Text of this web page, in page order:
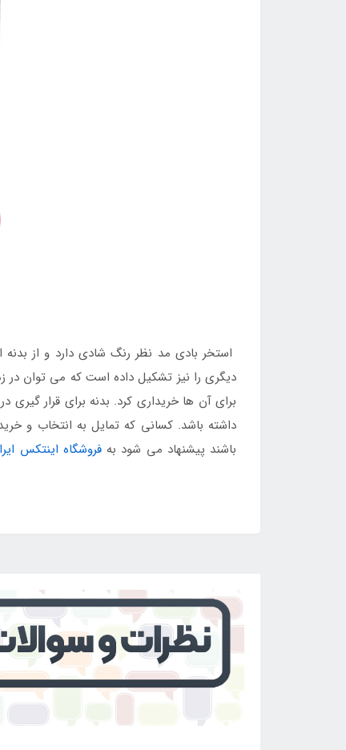
استخر بادی مد نظر رنگ شادی دارد و از
دیگری را نیز تشکیل داده است که می توان در
برای آن ها خریداری کرد. بدنه برای قرار گیری
داشته باشد. کسانی که تمایل به انتخاب و
باشند پیشنهاد می شود بهفروشگاه اینتکس